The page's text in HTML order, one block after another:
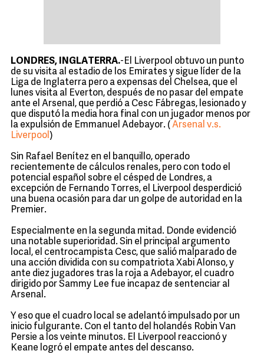
LONDRES, INGLATERRA.-El Liverpool obtuvo un punto
de su visita al estadio de los Emirates y sigue líder de la
Liga de Inglaterra pero a expensas del Chelsea, que el
lunes visita al Everton, después de no pasar del empate
ante el Arsenal, que perdió a Cesc Fábregas, lesionado y
que disputó la media hora final con un jugador menos por
la expulsión de Emmanuel Adebayor. ( Arsenal v.s.
Liverpool )
Sin Rafael Benítez en el banquillo, operado
recientemente de cálculos renales, pero con todo el
potencial español sobre el césped de Londres, a
excepción de Fernando Torres, el Liverpool desperdició
una buena ocasión para dar un golpe de autoridad en la
Premier.
Especialmente en la segunda mitad. Donde evidenció
una notable superioridad. Sin el principal argumento
local, el centrocampista Cesc, que salió malparado de
una acción dividida con su compatriota Xabi Alonso, y
ante diez jugadores tras la roja a Adebayor, el cuadro
dirigido por Sammy Lee fue incapaz de sentenciar al
Arsenal.
Y eso que el cuadro local se adelantó impulsado por un
inicio fulgurante. Con el tanto del holandés Robin Van
Persie a los veinte minutos. El Liverpool reaccionó y
Keane logró el empate antes del descanso.